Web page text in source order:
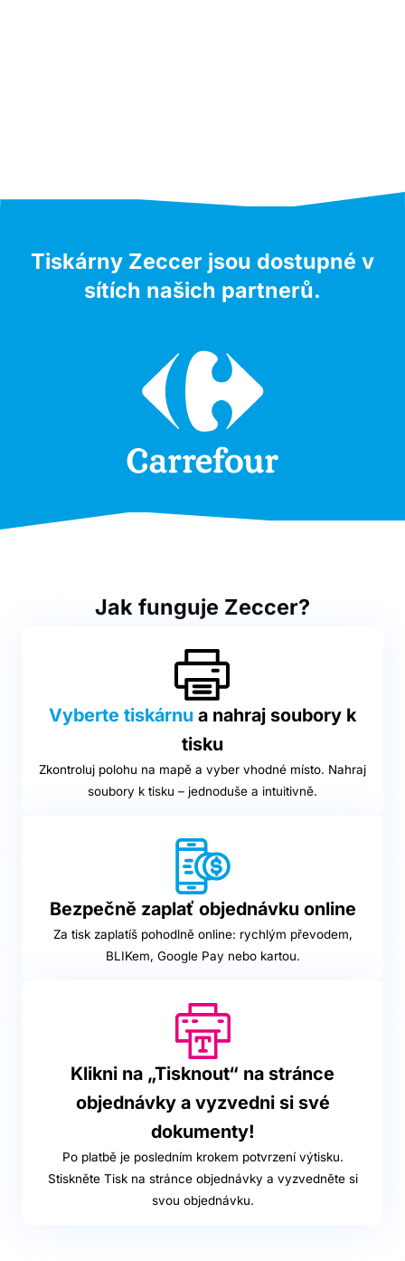
Tiskárny Zeccer jsou dostupné v
sítích našich partnerů.
Jak funguje Zeccer?
Vyberte tiskárnu a nahraj soubory k
tisku
Zkontroluj polohu na mapě a vyber vhodné místo. Nahraj
soubory k tisku – jednoduše a intuitivně.
Bezpečně zaplať objednávku online
Za tisk zaplatíš pohodlně online: rychlým převodem,
BLIKem, Google Pay nebo kartou.
Klikni na „Tisknout“ na stránce
objednávky a vyzvedni si své
dokumenty!
Po platbě je posledním krokem potvrzení výtisku.
Stiskněte Tisk na stránce objednávky a vyzvedněte si
svou objednávku.